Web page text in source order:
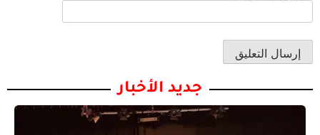
جديد الأخبار